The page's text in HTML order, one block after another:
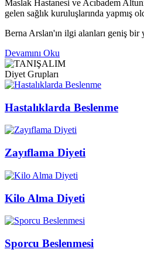
Maslak Hastanesi ve Acıbadem
gelen sağlık kuruluşlarında yapmış
Berna Arslan'ın ilgi alanları geniş bir
Devamını Oku
Diyet Grupları
Hastalıklarda Beslenme
Zayıflama Diyeti
Kilo Alma Diyeti
Sporcu Beslenmesi